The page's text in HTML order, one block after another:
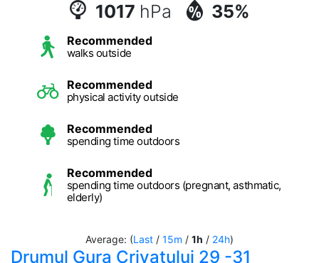
1017 hPa 35%
Recommended
walks outside
Recommended
physical activity outside
Recommended
spending time outdoors
Recommended
spending time outdoors (pregnant, asthmatic,
elderly)
Average: (Last / 15m / 1h / 24h)
Drumul Gura Crivatului 29 -31